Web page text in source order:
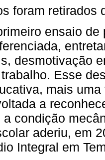
foram retirados
ensaio
desmotivação
Esse
mais
a
a condição
aderiu, em
Integral em